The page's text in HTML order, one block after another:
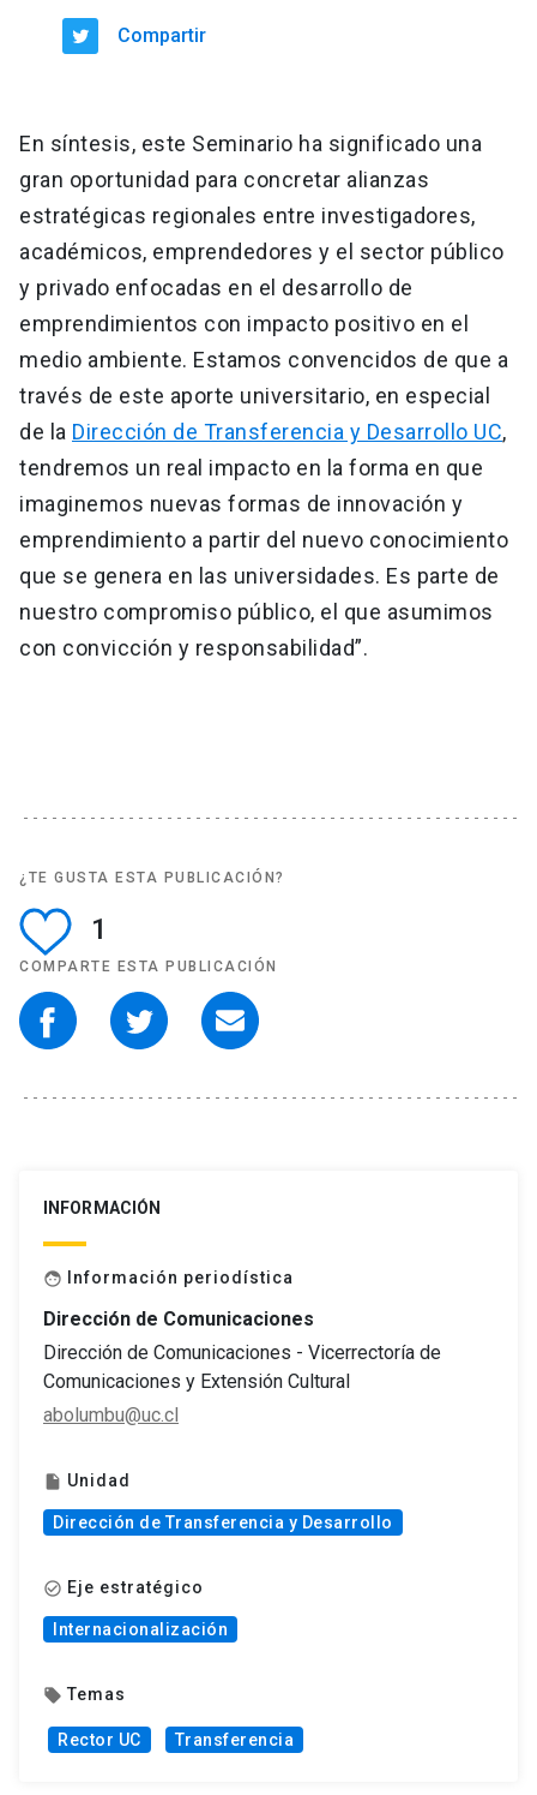
Compartir
En síntesis, este Seminario ha significado una
gran oportunidad para concretar alianzas
estratégicas regionales entre investigadores,
académicos, emprendedores y el sector público
y privado enfocadas en el desarrollo de
emprendimientos con impacto positivo en el
medio ambiente. Estamos convencidos de que a
través de este aporte universitario, en especial
de la Dirección de Transferencia y Desarrollo UC,
tendremos un real impacto en la forma en que
imaginemos nuevas formas de innovación y
emprendimiento a partir del nuevo conocimiento
que se genera en las universidades. Es parte de
nuestro compromiso público, el que asumimos
con convicción y responsabilidad”.
¿TE GUSTA ESTA PUBLICACIÓN?
1
COMPARTE ESTA PUBLICACIÓN
INFORMACIÓN
face Información periodística
Dirección de Comunicaciones
Dirección de Comunicaciones - Vicerrectoría de
Comunicaciones y Extensión Cultural
abolumbu@uc.cl
insert_drive_file Unidad
Dirección de Transferencia y Desarrollo
check_circle_outline Eje estratégico
Internacionalización
local_offer Temas
Rector UC Transferencia